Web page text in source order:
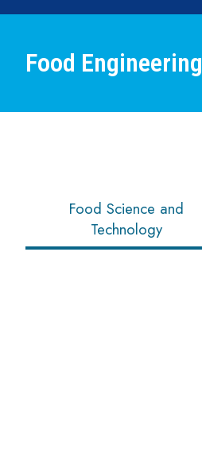
Food Engineering
Food Science and
Technology